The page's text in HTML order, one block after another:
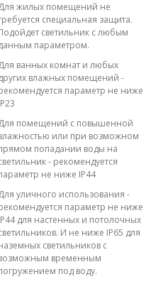
жилых помещений не
специальная защита.
светильник с любым
параметром.
ванных комнат и любых
влажных помещений -
параметр не ниже
помещений с повышенной
или при возможном
попадании воды на
- рекомендуется
не ниже IP44
уличного использования -
параметр не ниже
для настенных и потолочных
И не ниже IP65 для
светильников с
временным
под воду.